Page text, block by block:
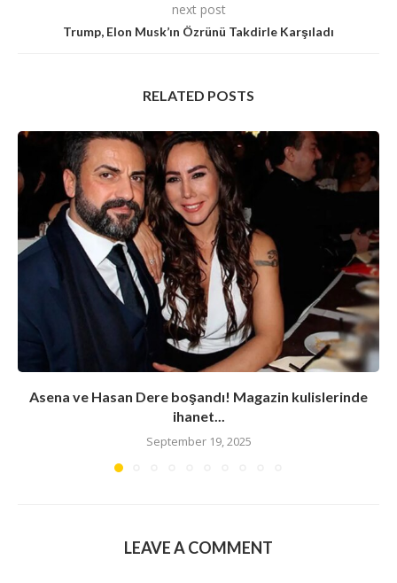
next post
Trump, Elon Musk’ın Özrünü Takdirle Karşıladı
RELATED POSTS
Asena ve Hasan Dere boşandı! Magazin kulislerinde
ihanet...
September 19, 2025
LEAVE A COMMENT